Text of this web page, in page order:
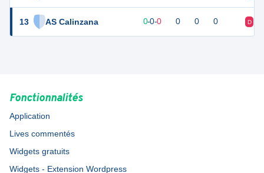
13 AS Calinzana 0-0-0 0 0 0 D
Fonctionnalités
Application
Lives commentés
Widgets gratuits
Widgets - Extension Wordpress